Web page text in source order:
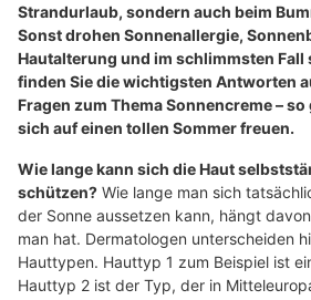
Strandurlaub, sondern auch beim
Sonst drohen Sonnenallergie,
Hautalterung und im schlimmsten Fall
finden Sie die wichtigsten Antworten
Fragen zum Thema Sonnencreme –
sich auf einen tollen Sommer freuen.
Wie lange kann sich die Haut
schützen? Wie lange man sich
der Sonne aussetzen kann, hängt
man hat. Dermatologen unterscheiden
Hauttypen. Hauttyp 1 zum Beispiel ist
Hauttyp 2 ist der Typ, der in